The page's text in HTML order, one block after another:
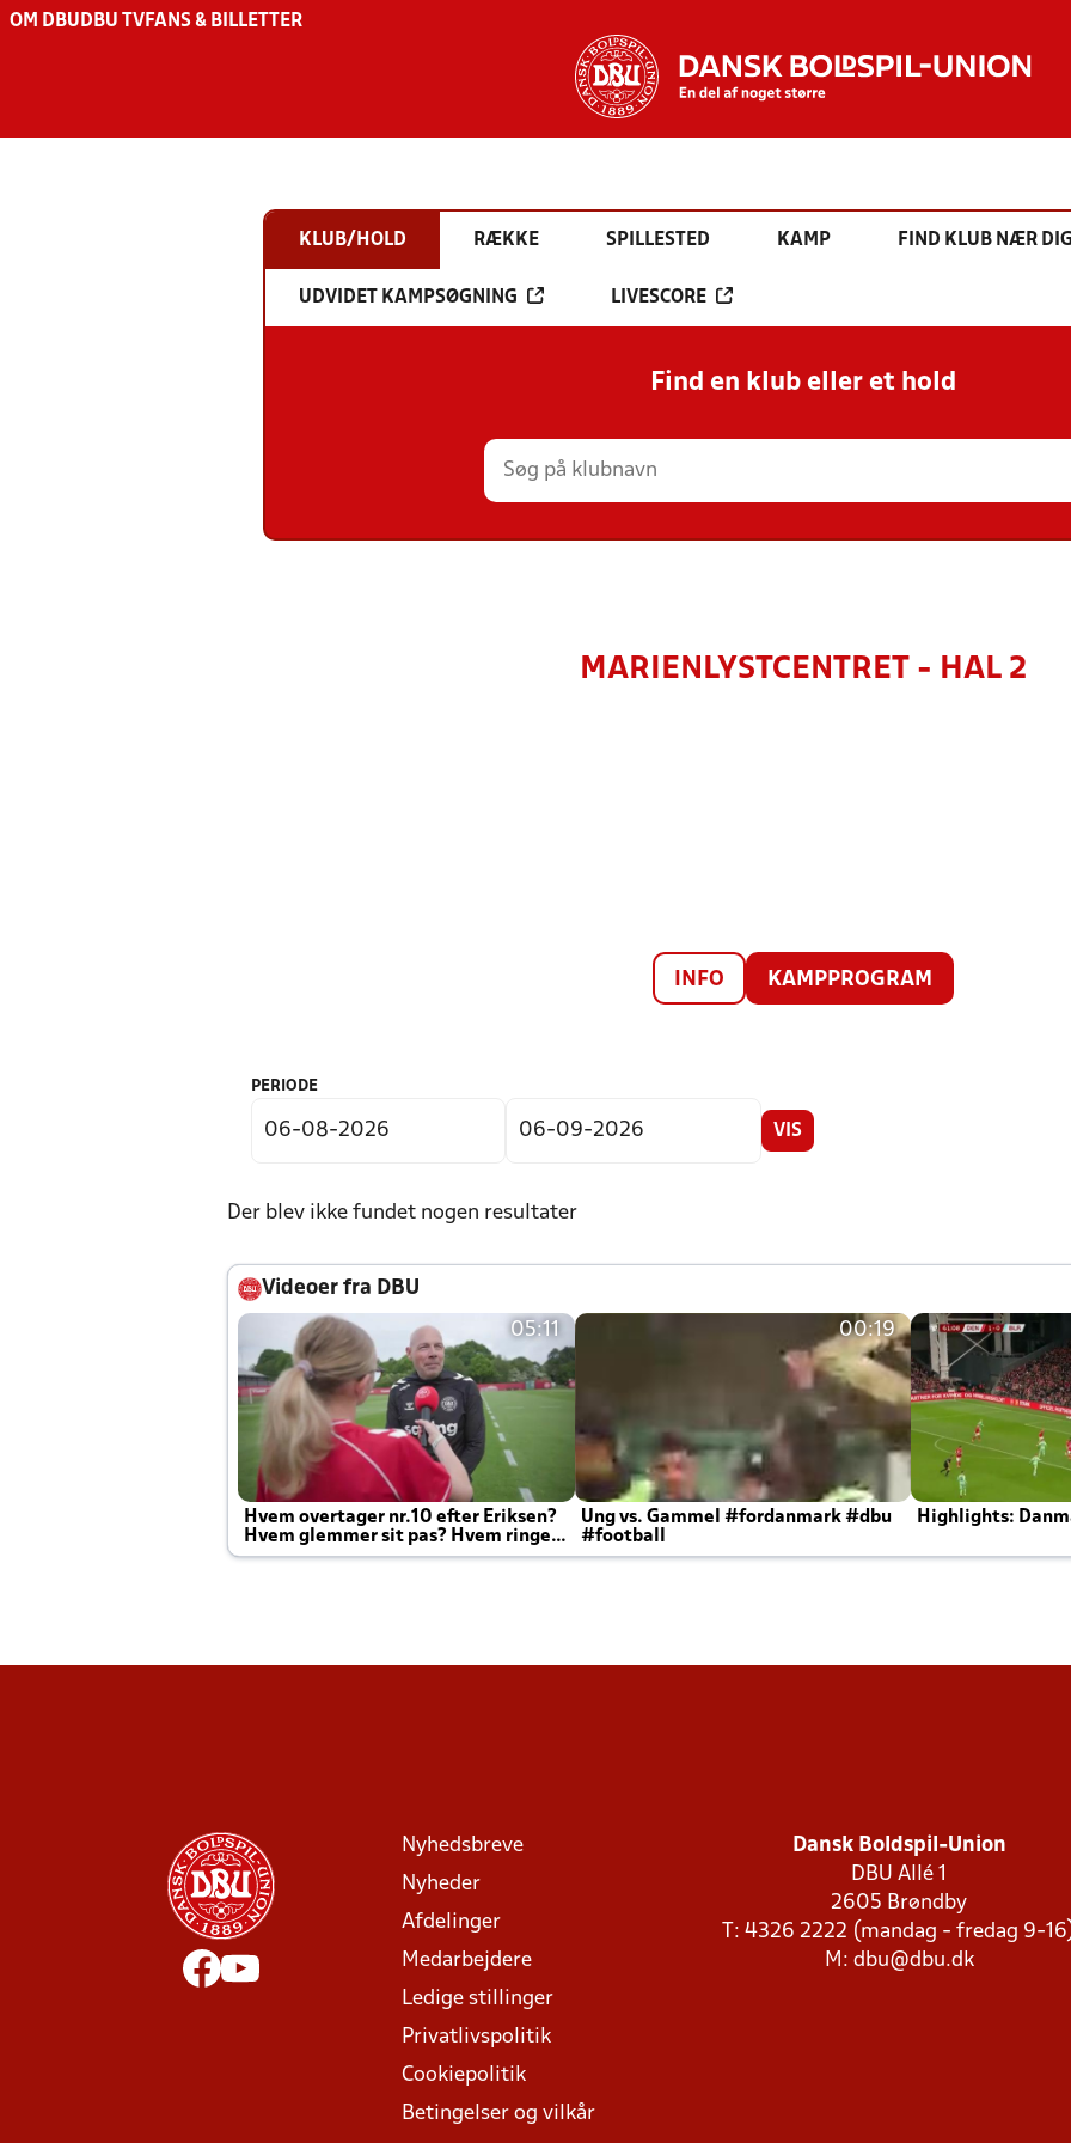
OM DBU DBU TV FANS & BILLETTER
KLUB/HOLD RÆKKE SPILLESTED KAMP FIND KLUB NÆR DIG
UDVIDET KAMPSØGNING LIVESCORE
Find en klub eller et hold
MARIENLYSTCENTRET - HAL 2
INFO KAMPPROGRAM
PERIODE
VIS
Der blev ikke fundet nogen resultater
Videoer fra DBU
05:11
Hvem overtager nr.10 efter Eriksen?
Hvem glemmer sit pas? Hvem ringer
Joachim altid til efter kampe?
00:19
Ung vs. Gammel #fordanmark #dbu
#football
Highlights:
Nyhedsbreve
Nyheder
Afdelinger
Medarbejdere
Ledige stillinger
Privatlivspolitik
Cookiepolitik
Betingelser og vilkår
Dansk Boldspil-Union
DBU Allé 1
2605 Brøndby
T: 4326 2222 (mandag - fredag 9-
M: dbu@dbu.dk